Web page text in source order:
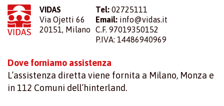
VIDAS
Via Ojetti 66
20151, Milano
Tel: 02725111
Email: info@vidas.it
C.F. 97019350152
P.IVA: 14486940969
Dove forniamo assistenza
L’assistenza diretta viene fornita a Milano, Monza e
in 112 Comuni dell’hinterland.